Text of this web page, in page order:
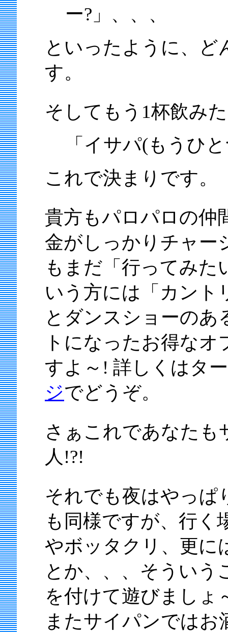
ー?」、、、
といったように、ど
す。
そしてもう1杯飲み
「イサパ(もうひ
これで決まりです。
貴方もパロパロの仲
金がしっかりチャー
もまだ「行ってみた
いう方には「カント
とダンスショーのあ
トになったお得な
すよ～! 詳しくはタ
ジでどうぞ。
さぁこれであなたも
人!?!
それでも夜はやっぱ
も同様ですが、行く
やボッタクリ、更に
とか、、、そういう
を付けて遊びましょ
またサイパンではお